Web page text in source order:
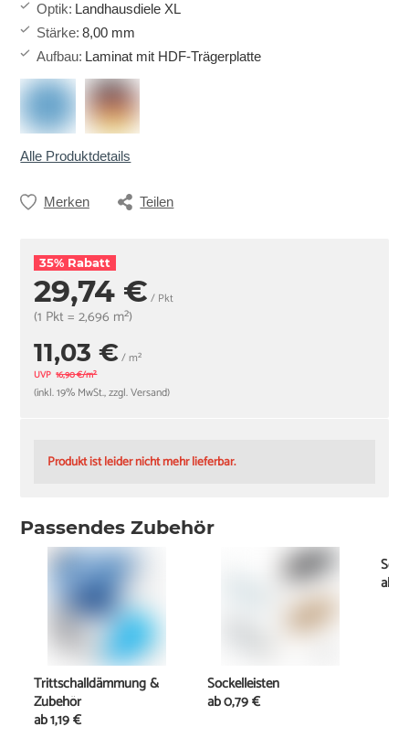
Optik: Landhausdiele XL
Stärke: 8,00 mm
Aufbau: Laminat mit HDF-Trägerplatte
Alle Produktdetails
Merken Teilen
35% Rabatt
29,74 € / Pkt
(1 Pkt = 2,696 m²)
11,03 €/ m²
UVP 16,90 €/m²
(inkl. 19% MwSt., zzgl. Versand)
Produkt ist leider nicht mehr lieferbar.
Passendes Zubehör
Trittschalldämmung &
Zubehör
ab1,19 €
Sockelleisten
ab0,79 €
ab